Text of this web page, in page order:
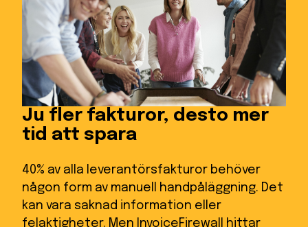
Ju fler fakturor, desto mer
tid att spara
40% av alla leverantörsfakturor behöver
någon form av manuell handpåläggning. Det
kan vara saknad information eller
felaktigheter. Men InvoiceFirewall hittar